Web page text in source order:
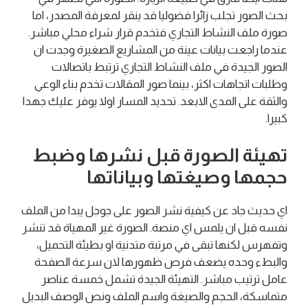
بحث الصور تجلب زائرا فضوليا قد ينقر لمعرفة المصدر، اما
صورة ملف النشاط التجاري فتخدم قرار شراء محلي مباشر.
عندما راجعت بيانات عينة من المشاريع الصغيرة وجدت ان
الصور الجيدة في ملف النشاط التجاري ترتبط باتصالات
وطلبات اتجاهات اكثر، بينما صور المقالات تخدم بناء الوعي
والثقة على المدى الابعد. تحديد المسار اولا يوفر عليك جهدا
كبيرا.
تهيئة الصورة قبل نشرها وضبط
حجمها وصيغتها وبياناتها
اي حديث جاد عن كيفية نشر الصور على جوجل يبدا من الملف
نفسه قبل ان يلمس اي منصة. الصورة غير المهياة قد تنشر
وتفهرس لكنها تبقى في مرتبة متدنية او بطيئة التحميل،
والبطء وحده يضعف فرص ظهورها لان سرعة الصفحة
عامل ترتيب مباشر. التهيئة الجيدة تشمل خمسة عناصر
متماسكة، الحجم والصيغة واسم الملف ونص الوصف البديل